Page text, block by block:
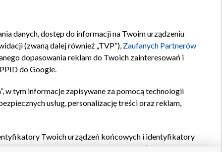
Kontakt
danych, dostęp do informacji na Twoim urządzeniu
(zwaną dalej również „TVP”), Zaufanych Partnerów
dopasowania reklam do Twoich zainteresowań i
do Google.
w tym informacje zapisywane za pomocą technologii
usług, personalizację treści oraz reklam,
Twoich urządzeń końcowych i identyfikatory
oraz pozostałych